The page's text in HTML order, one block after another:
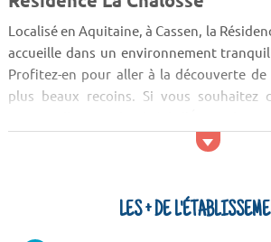
Localisé en Aquitaine, à Cassen, la
accueille dans un environnement
Profitez-en pour aller à la découverte
plus beaux recoins. Si vous souhaitez
naturelle du marais d'Orx et du Courant
LES + DE